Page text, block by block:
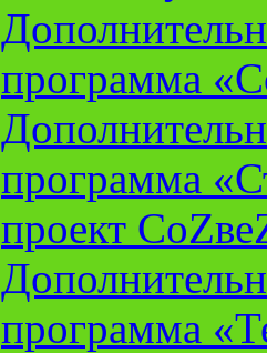
программа
программа
проект
программа